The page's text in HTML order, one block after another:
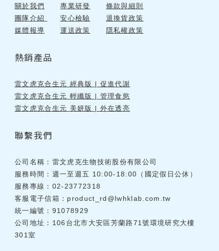
關於我們 專業研發
條款與細則
團隊介紹
安心檢驗
退換貨政策
媒體報導
運送政策 隱私權政策
熱銷產品
雷文虎克合生元 經典版 | 促進代謝
雷文虎克合生元 輕纖版 | 管理食慾
雷文虎克合生元 美妍版 | 外在透亮
聯繫我們
公司名稱：雷文虎克生物技術股份有限公司
服務時間：週一至週五 10:00-18:00（國定假日公休）
服務專線：02-23772318
客服電子信箱： product_rd@lwhklab.com.tw
統一編號：91078929
公司地址：106台北市大安區芳蘭路71號環境研究大樓
301室